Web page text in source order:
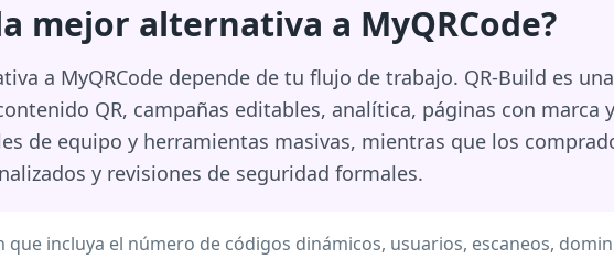
mejor alternativa a MyQRCode?
a MyQRCode depende de tu flujo de trabajo. QR-Build es
QR, campañas editables, analítica, páginas con marca
de equipo y herramientas masivas, mientras que los
y revisiones de seguridad formales.
que incluya el número de códigos dinámicos, usuarios, escaneos,